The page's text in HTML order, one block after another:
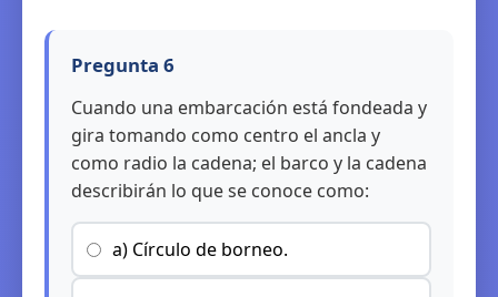
Pregunta 6
Cuando una embarcación está fondeada y
gira tomando como centro el ancla y
como radio la cadena; el barco y la cadena
describirán lo que se conoce como:
a) Círculo de borneo.